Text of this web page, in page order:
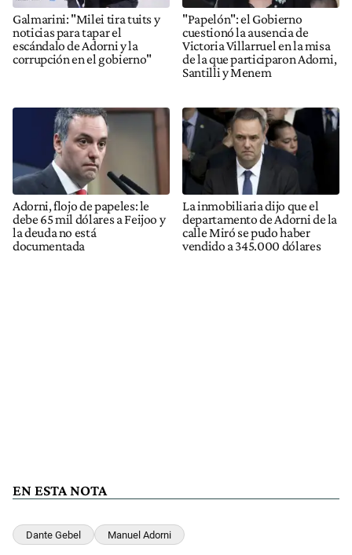
Galmarini: "Milei tira tuits y
noticias para tapar el
escándalo de Adorni y la
corrupción en el gobierno"
"Papelón": el Gobierno
cuestionó la ausencia de
Victoria Villarruel en la misa
de la que participaron Adorni,
Santilli y Menem
Adorni, flojo de papeles: le
debe 65 mil dólares a Feijoo y
la deuda no está
documentada
La inmobiliaria dijo que el
departamento de Adorni de la
calle Miró se pudo haber
vendido a 345.000 dólares
EN ESTA NOTA
Dante Gebel Manuel Adorni